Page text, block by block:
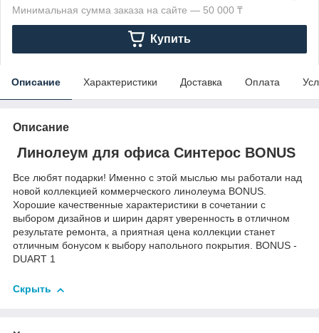
Минимальная сумма заказа на сайте — 50 000 ₸
Купить
Описание Характеристики Доставка Оплата
Описание
Линолеум для офиса Синтерос BONUS
Все любят подарки! Именно с этой мыслью мы работали над
новой коллекцией коммерческого линолеума BONUS.
Хорошие качественные характеристики в сочетании с
выбором дизайнов и ширин дарят уверенность в отличном
результате ремонта, а приятная цена коллекции станет
отличным бонусом к выбору напольного покрытия. BONUS -
DUART 1
Скрыть